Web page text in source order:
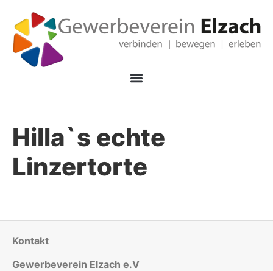
Hilla`s echte
Linzertorte
Kontakt
Gewerbeverein Elzach e.V